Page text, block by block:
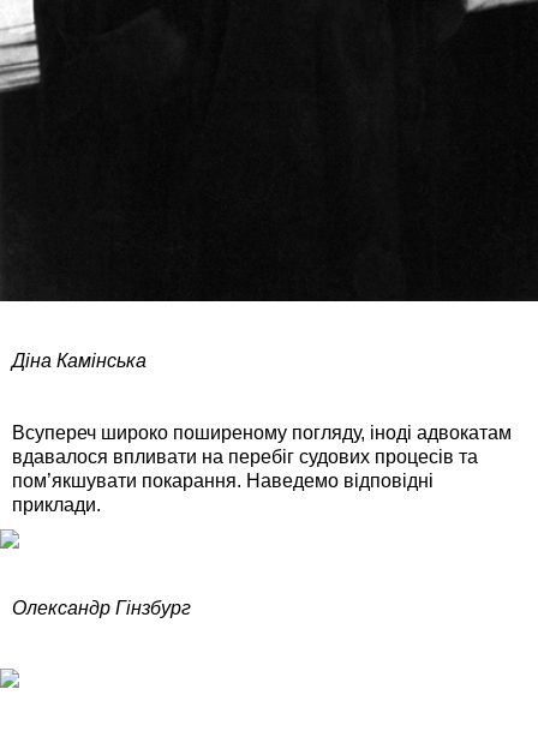
Діна Камінська
Всупереч широко поширеному погляду, іноді адвокатам
вдавалося впливати на перебіг судових процесів та
пом’якшувати покарання. Наведемо відповідні
приклади.
Олександр Гінзбург